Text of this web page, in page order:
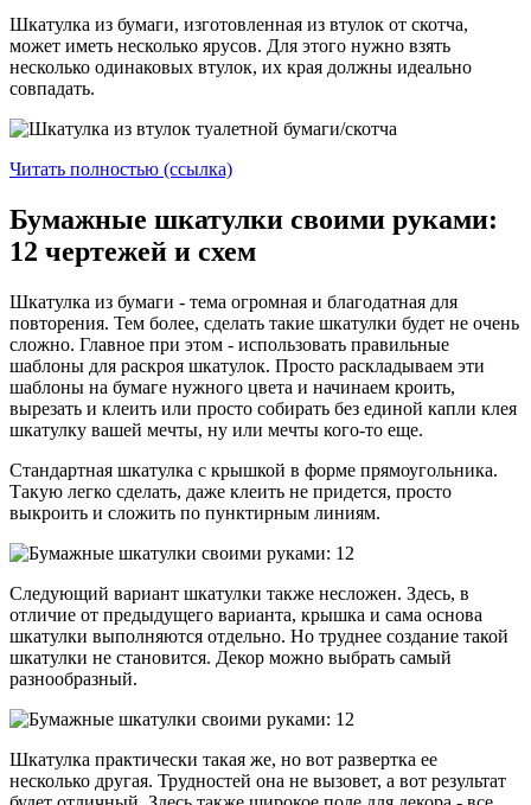
Шкатулка из бумаги, изготовленная из втулок от скотча,
может иметь несколько ярусов. Для этого нужно взять
несколько одинаковых втулок, их края должны идеально
совпадать.
Читать полностью (ссылка)
Бумажные шкатулки своими руками:
12 чертежей и схем
Шкатулка из бумаги - тема огромная и благодатная для
повторения. Тем более, сделать такие шкатулки будет не очень
сложно. Главное при этом - использовать правильные
шаблоны для раскроя шкатулок. Просто раскладываем эти
шаблоны на бумаге нужного цвета и начинаем кроить,
вырезать и клеить или просто собирать без единой капли клея
шкатулку вашей мечты, ну или мечты кого-то еще.
Стандартная шкатулка с крышкой в форме прямоугольника.
Такую легко сделать, даже клеить не придется, просто
выкроить и сложить по пунктирным линиям.
Следующий вариант шкатулки также несложен. Здесь, в
отличие от предыдущего варианта, крышка и сама основа
шкатулки выполняются отдельно. Но труднее создание такой
шкатулки не становится. Декор можно выбрать самый
разнообразный.
Шкатулка практически такая же, но вот развертка ее
несколько другая. Трудностей она не вызовет, а вот результат